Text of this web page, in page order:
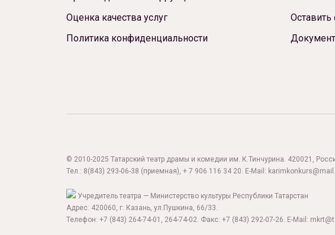
Оценка качества услуг
Политика конфиденциальности
Оставить
© 2010-2025 Татарский театр драмы и комедии им. К.Тинчурина. 420021,
Тел.: 8(843) 293-06-38 (приемная), + 7 906 116 34 20. E-Mail:
Учредитель театра — Министерство культуры Республики Татарстан
Адрес: 420060, г. Казань, ул.Пушкина, 66/33.
Телефон: +7 (843) 264-74-01, 264-74-02. Факс: +7 (843) 292-07-26. E-Mail: